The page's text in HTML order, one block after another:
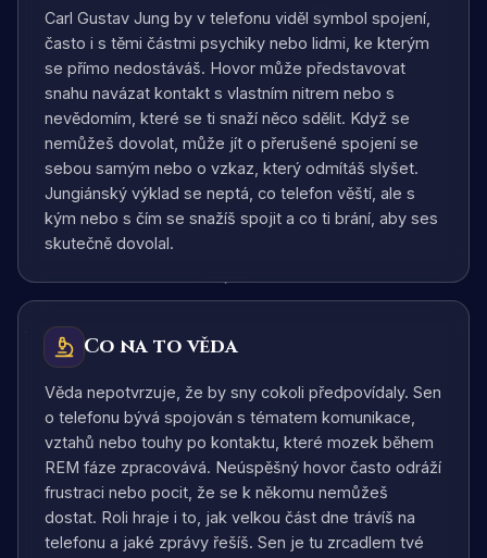
Carl Gustav Jung by v telefonu viděl symbol spojení,
často i s těmi částmi psychiky nebo lidmi, ke kterým
se přímo nedostáváš. Hovor může představovat
snahu navázat kontakt s vlastním nitrem nebo s
nevědomím, které se ti snaží něco sdělit. Když se
nemůžeš dovolat, může jít o přerušené spojení se
sebou samým nebo o vzkaz, který odmítáš slyšet.
Jungiánský výklad se neptá, co telefon věští, ale s
kým nebo s čím se snažíš spojit a co ti brání, aby ses
skutečně dovolal.
Co na to věda
Věda nepotvrzuje, že by sny cokoli předpovídaly. Sen
o telefonu bývá spojován s tématem komunikace,
vztahů nebo touhy po kontaktu, které mozek během
REM fáze zpracovává. Neúspěšný hovor často odráží
frustraci nebo pocit, že se k někomu nemůžeš
dostat. Roli hraje i to, jak velkou část dne trávíš na
telefonu a jaké zprávy řešíš. Sen je tu zrcadlem tvé